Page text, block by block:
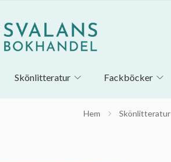
Skönlitteratur Fackböcker
Hem Skönlitteratur